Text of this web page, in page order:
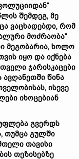
“
შემდეგ, მე
ვაცხადებდი, რომ
მოძრაობა“
მეგობარია, ხოლო
იყო და იქნება
ჯარისკაცები
ავღანეთში წინა
, ისევე
იხოცებიან
გვერდს
, თუმცა გულში
თავისი
თეზისებზე